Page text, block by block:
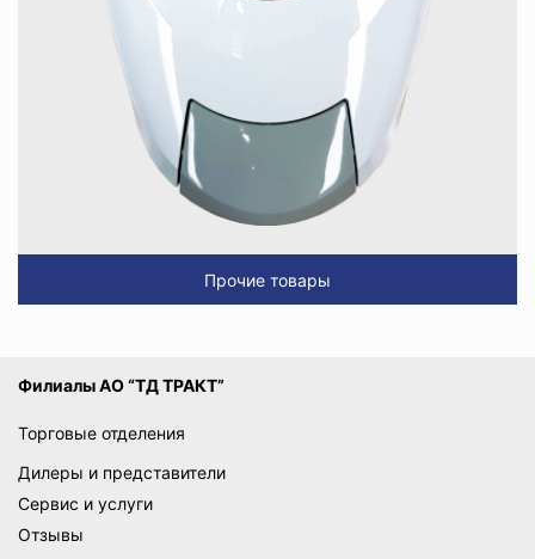
Прочие товары
Филиалы АО “ТД ТРАКТ”
Торговые отделения
Дилеры и представители
Сервис и услуги
Отзывы